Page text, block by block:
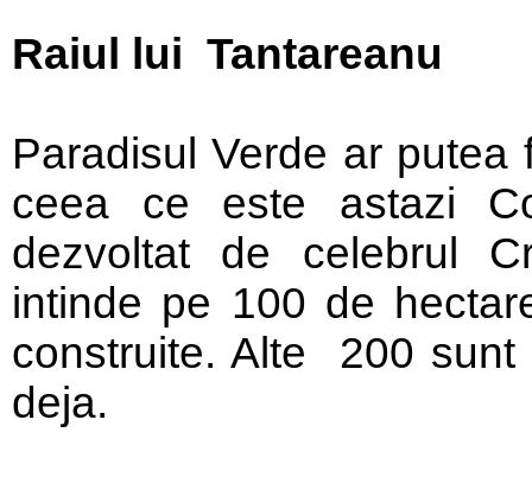
Raiul lui Tantareanu
Paradisul Verde ar
ceea ce este astazi
dezvoltat de celebrul
intinde pe 100 de
construite. Alte 200 sunt
deja.